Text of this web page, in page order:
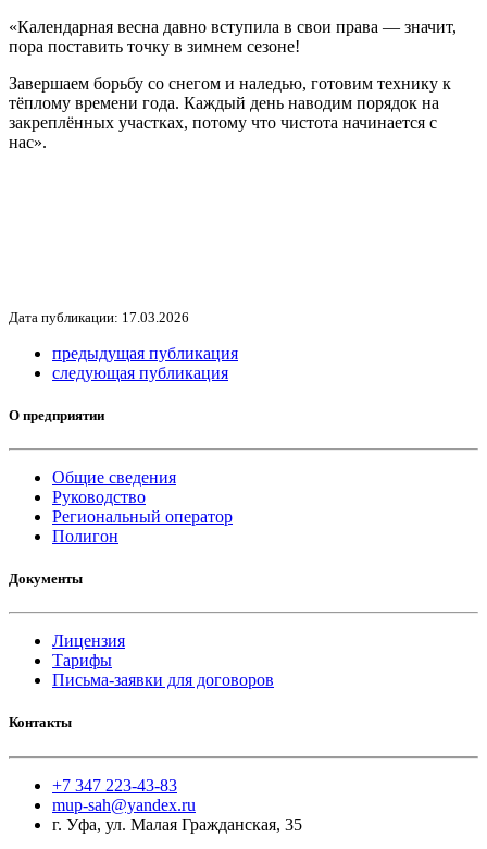
«Календарная весна давно вступила в свои права — значит,
пора поставить точку в зимнем сезоне!
Завершаем борьбу со снегом и наледью, готовим технику к
тёплому времени года. Каждый день наводим порядок на
закреплённых участках, потому что чистота начинается с
нас».
Дата публикации: 17.03.2026
предыдущая публикация
следующая публикация
О предприятии
Общие сведения
Руководство
Региональный оператор
Полигон
Документы
Лицензия
Тарифы
Письма-заявки для договоров
Контакты
+7 347 223-43-83
mup-sah@yandex.ru
г. Уфа, ул. Малая Гражданская, 35